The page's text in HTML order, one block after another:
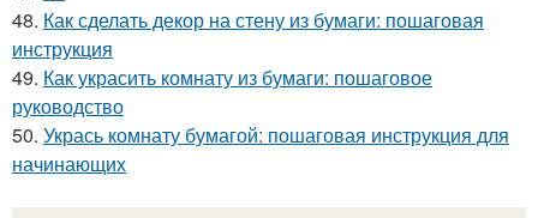
48. Как сделать декор на стену из бумаги: пошаговая
инструкция
49. Как украсить комнату из бумаги: пошаговое
руководство
50. Укрась комнату бумагой: пошаговая инструкция для
начинающих